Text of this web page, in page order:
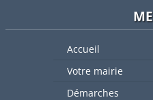
Accueil
Votre mairie
Démarches